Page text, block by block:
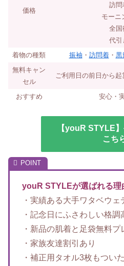
価格
訪問
モーニ
全国
代引
着物の種類
振袖 ・ 訪問着・ 黒
無料キャン
セル
ご利用日の前日から
おすすめ 安心・
【youR STYLE
こち
youR STYLEが選ばれる理
・実績ある大手ワタベウ
・記念日にふさわしい格調
・新品の肌着と足袋無料プ
・家族友達割引あり
・補正用タオル3枚もつい